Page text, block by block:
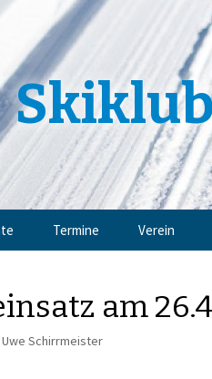
Termine Verein
am
Uwe Schirrmeister